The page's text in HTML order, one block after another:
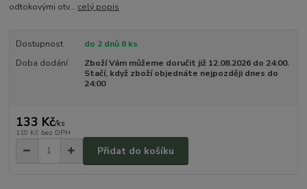
odtokovými otv... celý popis
Dostupnost
do 2 dnů 6 ks
Doba dodání
Zboží Vám můžeme doručit již 12.08.2026 do 24:00.
Stačí, když zboží objednáte nejpozději dnes do
24:00
133 Kč/ks
110 Kč bez DPH
Přidat do košíku